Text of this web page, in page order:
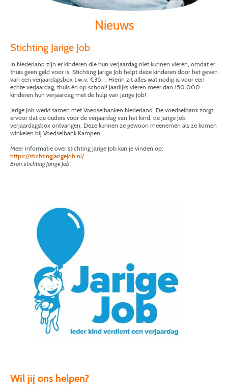
Nieuws
Stichting Jarige Job
In Nederland zijn er kinderen die hun verjaardag niet kunnen vieren, omdat er
thuis geen geld voor is. Stichting Jarige Job helpt deze kinderen door het geven
van een verjaardagsbox t.w.v. €35,-. Hierin zit alles wat nodig is voor een
echte verjaardag, thuis én op school! Jaarlijks vieren meer dan 150.000
kinderen hun verjaardag met de hulp van Jarige Job!
Jarige Job werkt samen met Voedselbanken Nederland. De voedselbank zorgt
ervoor dat de ouders voor de verjaardag van het kind, de Jarige Job
verjaardagsbox ontvangen. Deze kunnen ze gewoon meenemen als ze komen
winkelen bij Voedselbank Kampen.
Meer informatie over stichting Jarige Job kun je vinden op:
https://stichtingjarigejob.nl/
Bron: stichting Jarige Job
Wil jij ons helpen?